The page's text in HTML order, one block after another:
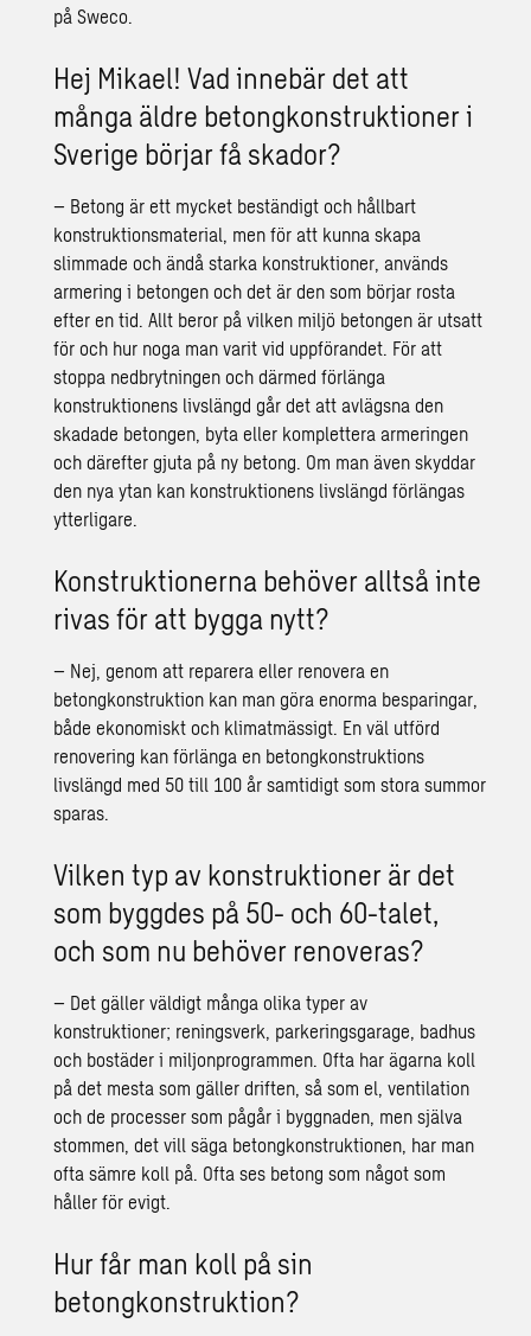
på Sweco.
Hej Mikael! Vad innebär det att
många äldre betongkonstruktioner i
Sverige börjar få skador?
– Betong är ett mycket beständigt och hållbart
konstruktionsmaterial, men för att kunna skapa
slimmade och ändå starka konstruktioner, används
armering i betongen och det är den som börjar rosta
efter en tid. Allt beror på vilken miljö betongen är utsatt
för och hur noga man varit vid uppförandet. För att
stoppa nedbrytningen och därmed förlänga
konstruktionens livslängd går det att avlägsna den
skadade betongen, byta eller komplettera armeringen
och därefter gjuta på ny betong. Om man även skyddar
den nya ytan kan konstruktionens livslängd förlängas
ytterligare.
Konstruktionerna behöver alltså inte
rivas för att bygga nytt?
– Nej, genom att reparera eller renovera en
betongkonstruktion kan man göra enorma besparingar,
både ekonomiskt och klimatmässigt. En väl utförd
renovering kan förlänga en betongkonstruktions
livslängd med 50 till 100 år samtidigt som stora summor
sparas.
Vilken typ av konstruktioner är det
som byggdes på 50- och 60-talet,
och som nu behöver renoveras?
– Det gäller väldigt många olika typer av
konstruktioner; reningsverk, parkeringsgarage, badhus
och bostäder i miljonprogrammen. Ofta har ägarna koll
på det mesta som gäller driften, så som el, ventilation
och de processer som pågår i byggnaden, men själva
stommen, det vill säga betongkonstruktionen, har man
ofta sämre koll på. Ofta ses betong som något som
håller för evigt.
Hur får man koll på sin
betongkonstruktion?